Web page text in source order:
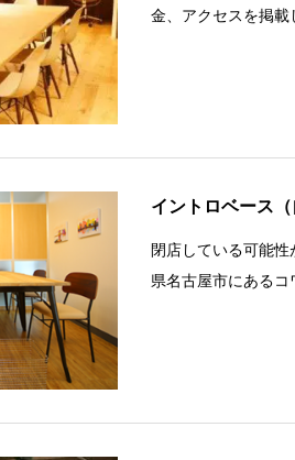
金、アクセスを掲載
イントロベース（
閉店している可能
県名古屋市にある